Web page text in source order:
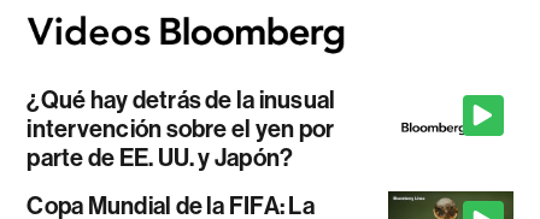
¿Qué hay detrás de la inusual
intervención sobre el yen por
parte de EE. UU. y Japón?
Copa Mundial de la FIFA: La